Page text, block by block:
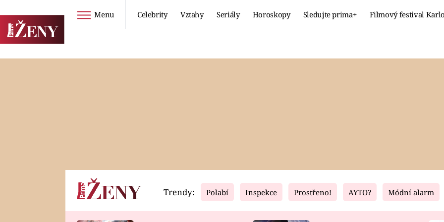
Menu Celebrity Vztahy Seriály Horoskopy Sledujte prima+ Filmový festival
Horoskopy Video Fresh Living
Trendy: Polabí Inspekce Prostřeno! AYTO? Módní alarm